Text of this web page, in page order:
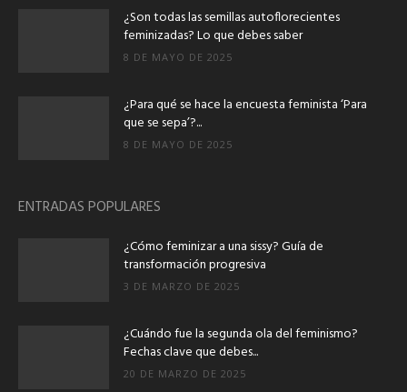
¿Son todas las semillas autoflorecientes
feminizadas? Lo que debes saber
8 DE MAYO DE 2025
¿Para qué se hace la encuesta feminista ‘Para
que se sepa’?...
8 DE MAYO DE 2025
ENTRADAS POPULARES
¿Cómo feminizar a una sissy? Guía de
transformación progresiva
3 DE MARZO DE 2025
¿Cuándo fue la segunda ola del feminismo?
Fechas clave que debes...
20 DE MARZO DE 2025